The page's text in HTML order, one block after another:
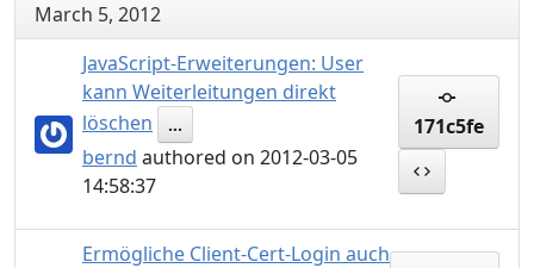
March 5, 2012
JavaScript-Erweiterungen: User
kann Weiterleitungen direkt
löschen
...
bernd authored on 2012-03-05
14:58:37
171c5fe
Ermögliche Client-Cert-Login auch